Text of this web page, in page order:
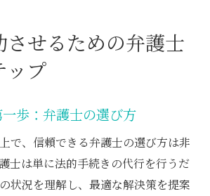
させるための弁護士
ップ
歩：弁護士の選び方
で、信頼できる弁護士の選び方は非
士は単に法的手続きの代行を行うだ
状況を理解し、最適な解決策を提案